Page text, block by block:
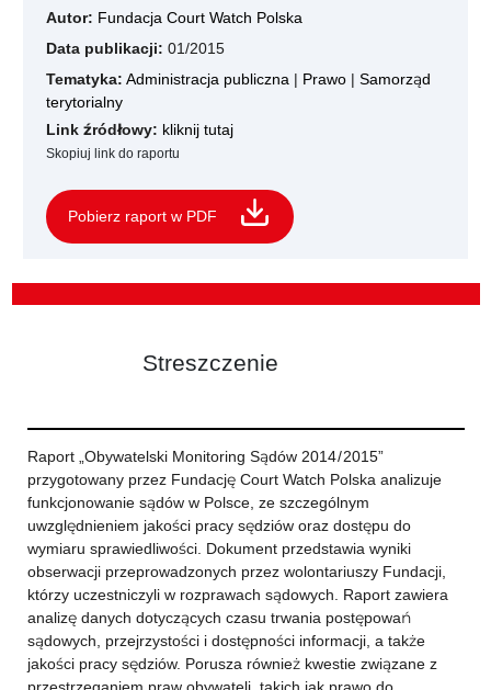
Autor: Fundacja Court Watch Polska
Data publikacji: 01/2015
Tematyka: Administracja publiczna | Prawo | Samorząd
terytorialny
Link źródłowy: kliknij tutaj
Skopiuj link do raportu
Pobierz raport w PDF
Streszczenie
Raport „Obywatelski Monitoring Sądów 2014 / 2015”
przygotowany przez Fundację Court Watch Polska analizuje
funkcjonowanie sądów w Polsce, ze szczególnym
uwzględnieniem jakości pracy sędziów oraz dostępu do
wymiaru sprawiedliwości. Dokument przedstawia wyniki
obserwacji przeprowadzonych przez wolontariuszy Fundacji,
którzy uczestniczyli w rozprawach sądowych. Raport zawiera
analizę danych dotyczących czasu trwania postępowań
sądowych, przejrzystości i dostępności informacji, a także
jakości pracy sędziów. Porusza również kwestie związane z